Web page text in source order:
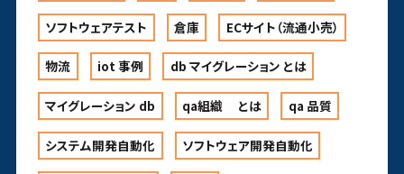
ソフトウェアテスト 倉庫 ECサイト（流通小売）
物流 iot 事例 db マイグレーション とは
マイグレーション db qa組織 とは qa 品質
システム開発自動化 ソフトウェア開発自動化